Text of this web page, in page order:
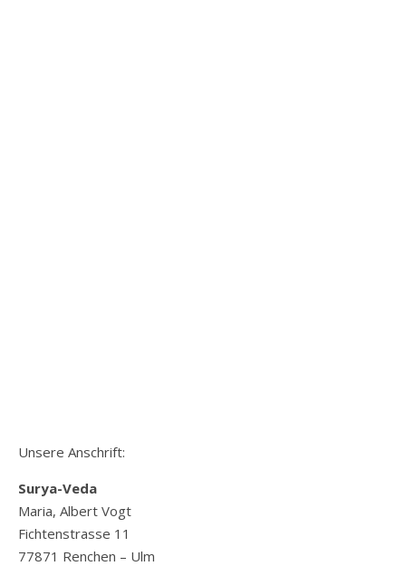
Unsere Anschrift:
Surya-Veda
Maria, Albert Vogt
Fichtenstrasse 11
77871 Renchen – Ulm